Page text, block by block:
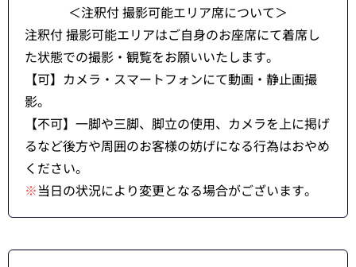
＜注釈付 撮影可能エリア席について＞
注釈付 撮影可能エリアはご自身のお座席にて着席し
た状態での撮影・観覧をお願いいたします。
【可】カメラ・スマートフォンにて動画・静止画撮
影。
【不可】一脚や三脚、脚立の使用、カメラを上に掲げ
るなど後方や周囲のお客様の妨げになる行為はおやめ
ください。
※当日の状況により変更となる場合がございます。